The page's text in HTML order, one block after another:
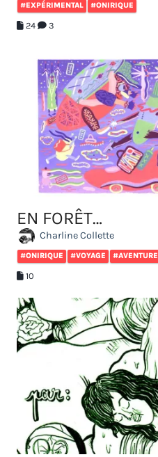
#EXPÉRIMENTAL #ONIRIQUE
24 3
EN FORÊT…
Charline Collette
#ONIRIQUE #VOYAGE #AVENTURE
10